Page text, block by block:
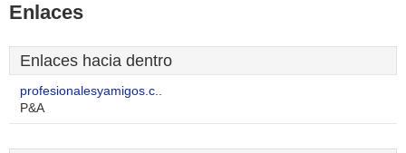
Enlaces
Enlaces hacia dentro
profesionalesyamigos.c..
P&A